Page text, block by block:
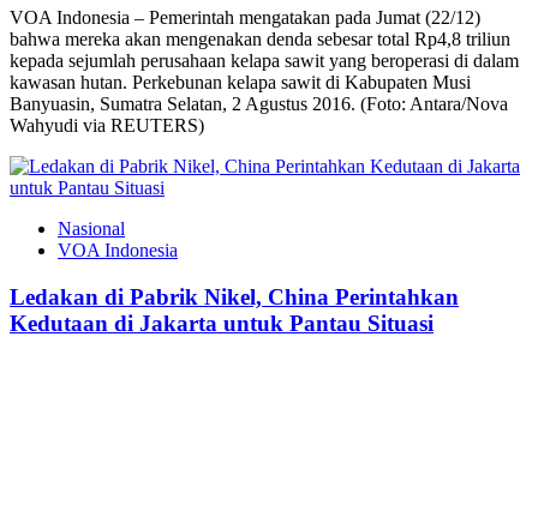
VOA Indonesia – Pemerintah mengatakan pada Jumat (22/12)
bahwa mereka akan mengenakan denda sebesar total Rp4,8 triliun
kepada sejumlah perusahaan kelapa sawit yang beroperasi di dalam
kawasan hutan. Perkebunan kelapa sawit di Kabupaten Musi
Banyuasin, Sumatra Selatan, 2 Agustus 2016. (Foto: Antara/Nova
Wahyudi via REUTERS)
Nasional
VOA Indonesia
Ledakan di Pabrik Nikel, China Perintahkan
Kedutaan di Jakarta untuk Pantau Situasi